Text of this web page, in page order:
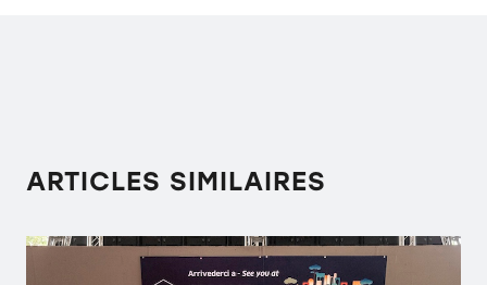
ARTICLES SIMILAIRES